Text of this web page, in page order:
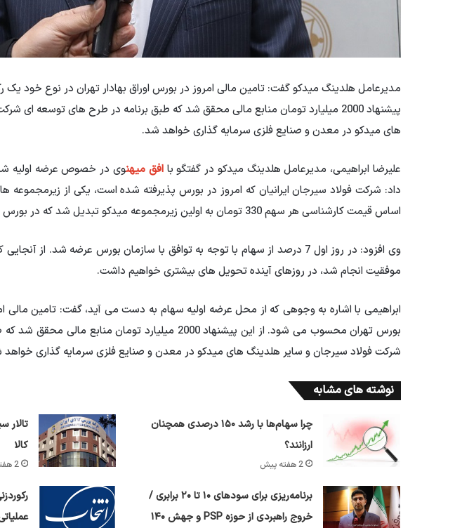
مدیرعامل هلدینگ میدکو گفت: تامین مالی امروز در بورس اوراق بهادار تهران در نوع خود
پیشنهاد 2000 میلیارد تومان منابع مالی محقق شد که طبق برنامه در طرح های توسعه
های میدکو در معدن و صنایع فلزی سرمایه گذاری خواهد شد.
علیرضا ابراهیمی، مدیرعامل هلدینگ میدکو در گفتگو باافق میهنوی در خصوص عرضه اولیه
داد: شرکت فولاد سیرجان ایرانیان که امروز در بورس پذیرفته شده است، یکی از زیرمجموعه
اساس قیمت کارشناسی هر سهم 330 تومان به اولین زیرمجموعه میدکو تبدیل شد که در بورس تهران عرضه شد.
وی افزود: در روز اول 7 درصد از سهام با توجه به توافق با سازمان بورس عرضه شد. از
موفقیت انجام شد، در روزهای آینده تحویل های بیشتری خواهیم داشت.
ابراهیمی با اشاره به وجوهی که از محل عرضه اولیه سهام به دست می آید، گفت: تامین مالی
بورس تهران محسوب می شود. از این پیشنهاد 2000 میلیارد
شرکت فولاد سیرجان و سایر هلدینگ های میدکو در معدن و صنایع فلزی سرمایه گذاری
نوشته های مشابه
چرا سهام‌ها با رشد ۱۵۰ درصدی همچنان
ارزانند؟
2 هفته پیش
تالار
کالا
2 هفته پیش
برنامه‌ریزی برای سود‌های ۱۰ تا ۲۰ برابری /
خروج راهبردی از حوزه PSP و جهش ۱۴۰
عملیاتی طی